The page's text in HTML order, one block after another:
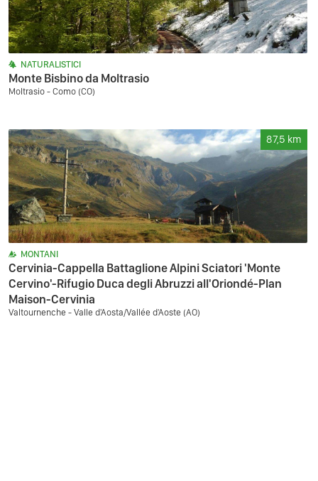
NATURALISTICI
Monte Bisbino da Moltrasio
Moltrasio - Como (CO)
87,5 km
MONTANI
Cervinia-Cappella Battaglione Alpini Sciatori 'Monte
Cervino'-Rifugio Duca degli Abruzzi all'Oriondé-Plan
Maison-Cervinia
Valtournenche - Valle d'Aosta/Vallée d'Aoste (AO)